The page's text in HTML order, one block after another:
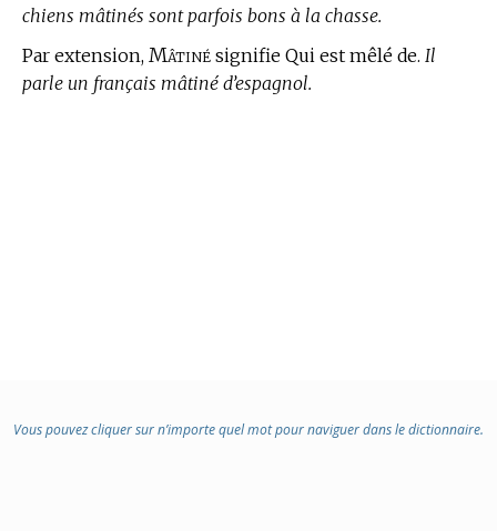
chiens mâtinés sont parfois bons à la chasse.
Par extension, Mâtiné signifie Qui est mêlé de. Il
parle un français mâtiné d’espagnol.
Vous pouvez cliquer sur n’importe quel mot pour naviguer dans le dictionnaire.